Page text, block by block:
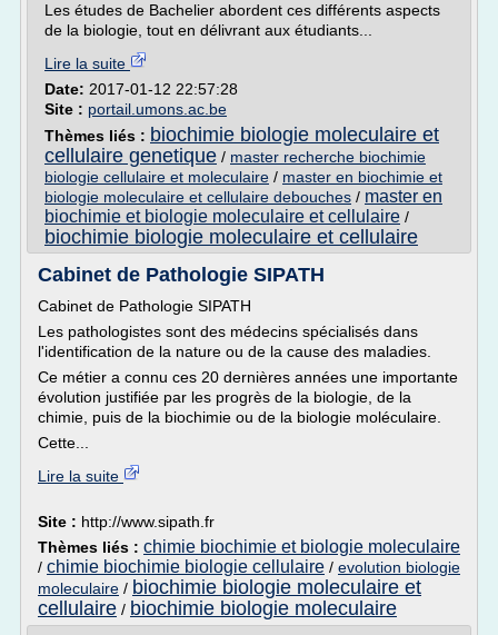
Les études de Bachelier abordent ces différents aspects
de la biologie, tout en délivrant aux étudiants...
Lire la suite
Date: 2017-01-12 22:57:28
Site : portail.umons.ac.be
Thèmes liés : biochimie biologie moleculaire et
cellulaire genetique / master recherche biochimie
biologie cellulaire et moleculaire / master en biochimie et
biologie moleculaire et cellulaire debouches / master en
biochimie et biologie moleculaire et cellulaire /
biochimie biologie moleculaire et cellulaire
Cabinet de Pathologie SIPATH
Cabinet de Pathologie SIPATH
Les pathologistes sont des médecins spécialisés dans
l'identification de la nature ou de la cause des maladies.
Ce métier a connu ces 20 dernières années une importante
évolution justifiée par les progrès de la biologie, de la
chimie, puis de la biochimie ou de la biologie moléculaire.
Cette...
Lire la suite
Site : http://www.sipath.fr
Thèmes liés : chimie biochimie et biologie moleculaire
/ chimie biochimie biologie cellulaire / evolution biologie
moleculaire / biochimie biologie moleculaire et
cellulaire / biochimie biologie moleculaire